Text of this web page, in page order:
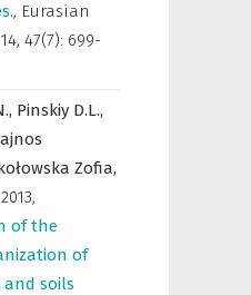
, Eurasian
47(7): 699-
Pinskiy D.L.,
Zofia,
2013,
of the
of
and soils